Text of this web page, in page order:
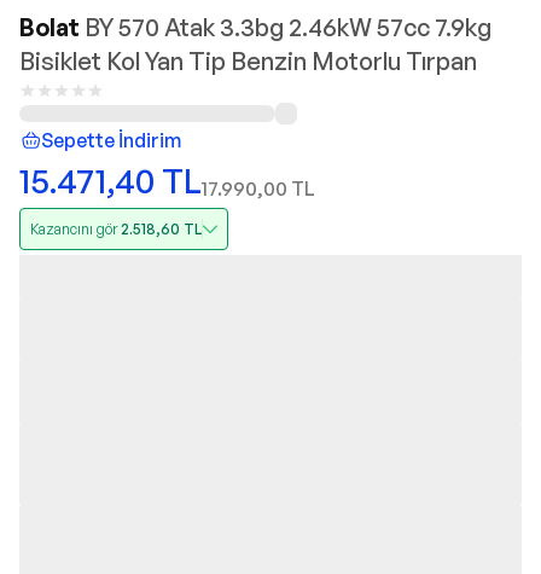
Bolat BY 570 Atak 3.3bg 2.46kW 57cc 7.9kg
Bisiklet Kol Yan Tip Benzin Motorlu Tırpan
Sepette İndirim
15.471,40 TL17.990,00 TL
Kazancını gör2.518,60 TL